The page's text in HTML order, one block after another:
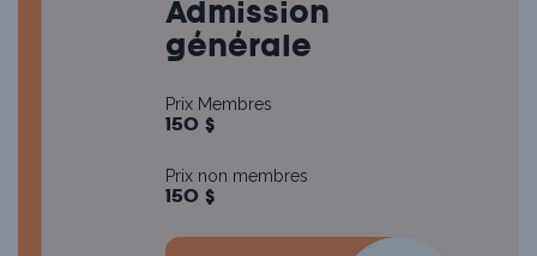
Admission
générale
Prix Membres
150 $
Prix non membres
150 $